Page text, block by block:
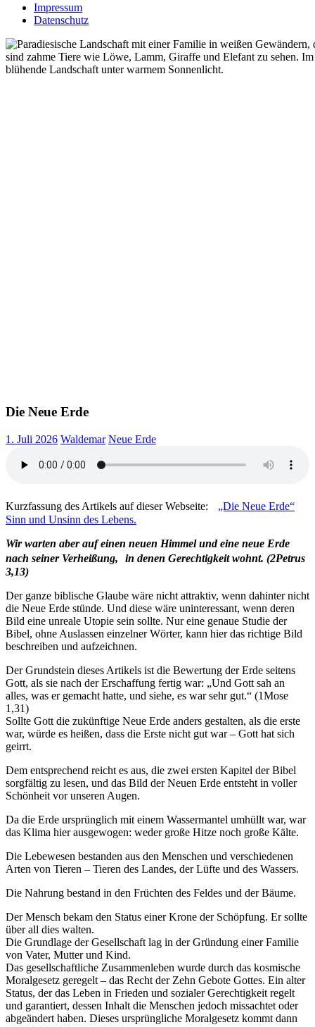
Impressum
Datenschutz
Die Neue Erde
1. Juli 2026 Waldemar Neue Erde
Kurzfassung des Artikels auf dieser Webseite: „Die Neue Erde“
Sinn und Unsinn des Lebens.
Wir warten aber auf einen neuen Himmel und eine neue Erde
nach seiner Verheißung, in denen Gerechtigkeit wohnt. (2Petrus
3,13)
Der ganze biblische Glaube wäre nicht attraktiv, wenn dahinter nicht
die Neue Erde stünde. Und diese wäre uninteressant, wenn deren
Bild eine unreale Utopie sein sollte. Nur eine genaue Studie der
Bibel, ohne Auslassen einzelner Wörter, kann hier das richtige Bild
beschreiben und aufzeichnen.
Der Grundstein dieses Artikels ist die Bewertung der Erde seitens
Gott, als sie nach der Erschaffung fertig war: „Und Gott sah an
alles, was er gemacht hatte, und siehe, es war sehr gut.“ (1Mose
1,31)
Sollte Gott die zukünftige Neue Erde anders gestalten, als die erste
war, würde es heißen, dass die Erste nicht gut war – Gott hat sich
geirrt.
Dem entsprechend reicht es aus, die zwei ersten Kapitel der Bibel
sorgfältig zu lesen, und das Bild der Neuen Erde entsteht in voller
Schönheit vor unseren Augen.
Da die Erde ursprünglich mit einem Wassermantel umhüllt war, war
das Klima hier ausgewogen: weder große Hitze noch große Kälte.
Die Lebewesen bestanden aus den Menschen und verschiedenen
Arten von Tieren – Tieren des Landes, der Lüfte und des Wassers.
Die Nahrung bestand in den Früchten des Feldes und der Bäume.
Der Mensch bekam den Status einer Krone der Schöpfung. Er sollte
über all dies walten.
Die Grundlage der Gesellschaft lag in der Gründung einer Familie
von Vater, Mutter und Kind.
Das gesellschaftliche Zusammenleben wurde durch das kosmische
Moralgesetz geregelt – das Recht der Zehn Gebote Gottes. Ein alter
Status, der das Leben in Frieden und sozialer Gerechtigkeit regelt
und garantiert, dessen Inhalt die Menschen jedoch missachtet oder
abgeändert haben. Dieses ursprüngliche Moralgesetz kommt dann